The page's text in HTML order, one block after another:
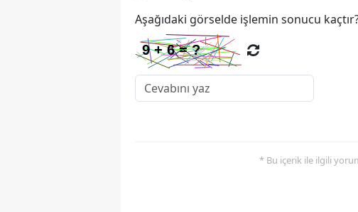
Aşağıdaki görselde işlemin sonucu
* Bu içerik ile ilgili